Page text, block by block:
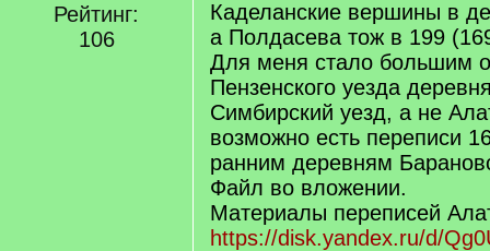
Рейтинг:
106
Каделанские вершины в
а Полдасева тож в 199
Для меня стало большим
Пензенского уезда
Симбирский уезд, а не
возможно есть переписи
ранним деревням
Файл во вложении.
Материалы переписей
https://disk.yandex.ru/d/